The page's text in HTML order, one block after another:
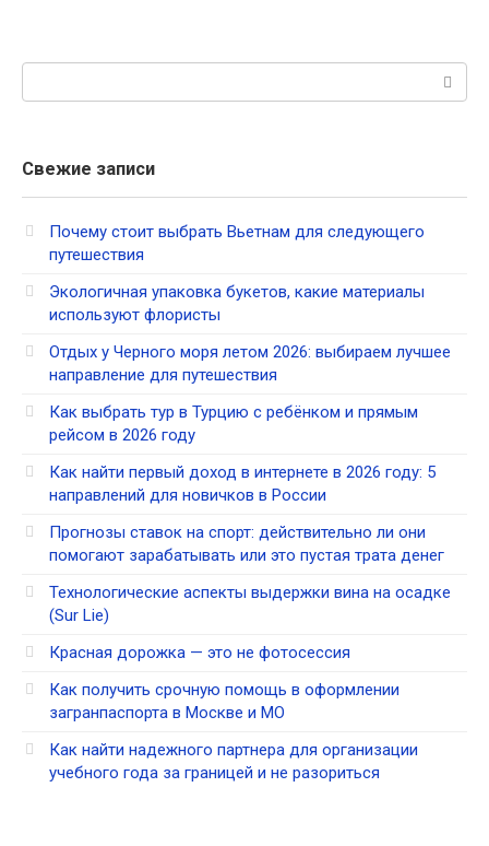
Свежие записи
Почему стоит выбрать Вьетнам для следующего
путешествия
Экологичная упаковка букетов, какие материалы
используют флористы
Отдых у Черного моря летом 2026: выбираем лучшее
направление для путешествия
Как выбрать тур в Турцию с ребёнком и прямым
рейсом в 2026 году
Как найти первый доход в интернете в 2026 году: 5
направлений для новичков в России
Прогнозы ставок на спорт: действительно ли они
помогают зарабатывать или это пустая трата денег
Технологические аспекты выдержки вина на осадке
(Sur Lie)
Красная дорожка — это не фотосессия
Как получить срочную помощь в оформлении
загранпаспорта в Москве и МО
Как найти надежного партнера для организации
учебного года за границей и не разориться